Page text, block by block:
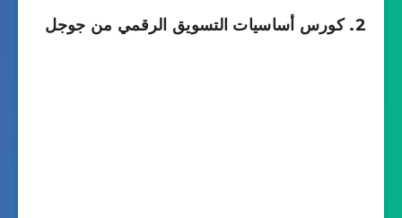
2. كورس أساسيات التسويق الرقمي من جوجل